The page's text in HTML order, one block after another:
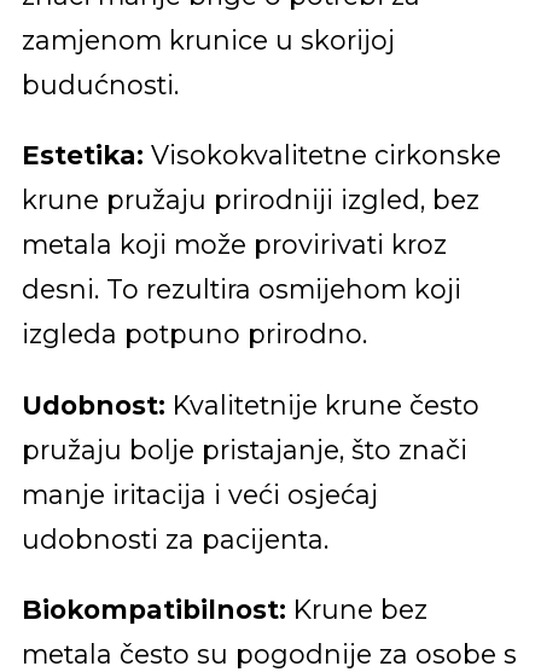
zamjenom krunice u skorijoj
budućnosti.
Estetika: Visokokvalitetne cirkonske
krune pružaju prirodniji izgled, bez
metala koji može provirivati kroz
desni. To rezultira osmijehom koji
izgleda potpuno prirodno.
Udobnost: Kvalitetnije krune često
pružaju bolje pristajanje, što znači
manje iritacija i veći osjećaj
udobnosti za pacijenta.
Biokompatibilnost: Krune bez
metala često su pogodnije za osobe s